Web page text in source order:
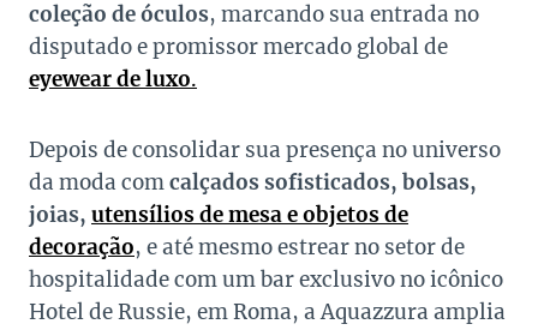
coleção de óculos, marcando sua entrada no
disputado e promissor mercado global de
eyewear de luxo.
Depois de consolidar sua presença no universo
da moda comcalçados sofisticados, bolsas,
joias, utensílios de mesa e objetos de
decoração, e até mesmo estrear no setor de
hospitalidade com um bar exclusivo no icônico
Hotel de Russie, em Roma, a Aquazzura amplia